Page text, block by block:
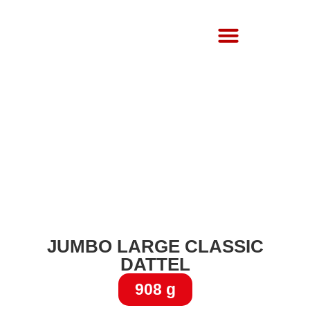
JUMBO LARGE CLASSIC
DATTEL
908 g